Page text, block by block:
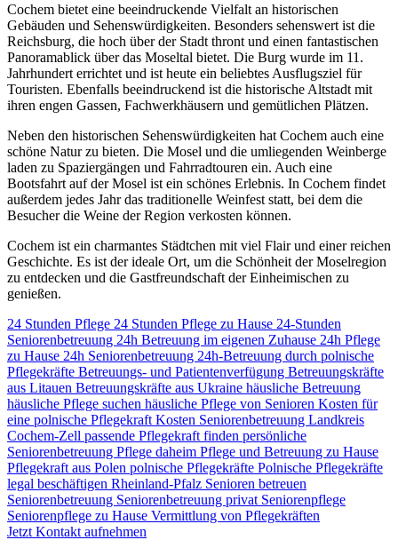
Cochem bietet eine beeindruckende Vielfalt an historischen
Gebäuden und Sehenswürdigkeiten. Besonders sehenswert ist die
Reichsburg, die hoch über der Stadt thront und einen fantastischen
Panoramablick über das Moseltal bietet. Die Burg wurde im 11.
Jahrhundert errichtet und ist heute ein beliebtes Ausflugsziel für
Touristen. Ebenfalls beeindruckend ist die historische Altstadt mit
ihren engen Gassen, Fachwerkhäusern und gemütlichen Plätzen.
Neben den historischen Sehenswürdigkeiten hat Cochem auch eine
schöne Natur zu bieten. Die Mosel und die umliegenden Weinberge
laden zu Spaziergängen und Fahrradtouren ein. Auch eine
Bootsfahrt auf der Mosel ist ein schönes Erlebnis. In Cochem findet
außerdem jedes Jahr das traditionelle Weinfest statt, bei dem die
Besucher die Weine der Region verkosten können.
Cochem ist ein charmantes Städtchen mit viel Flair und einer reichen
Geschichte. Es ist der ideale Ort, um die Schönheit der Moselregion
zu entdecken und die Gastfreundschaft der Einheimischen zu
genießen.
24 Stunden Pflege 24 Stunden Pflege zu Hause 24-Stunden
Seniorenbetreuung 24h Betreuung im eigenen Zuhause 24h Pflege
zu Hause 24h Seniorenbetreuung 24h-Betreuung durch polnische
Pflegekräfte Betreuungs- und Patientenverfügung Betreuungskräfte
aus Litauen Betreuungskräfte aus Ukraine häusliche Betreuung
häusliche Pflege suchen häusliche Pflege von Senioren Kosten für
eine polnische Pflegekraft Kosten Seniorenbetreuung Landkreis
Cochem-Zell passende Pflegekraft finden persönliche
Seniorenbetreuung Pflege daheim Pflege und Betreuung zu Hause
Pflegekraft aus Polen polnische Pflegekräfte Polnische Pflegekräfte
legal beschäftigen Rheinland-Pfalz Senioren betreuen
Seniorenbetreuung Seniorenbetreuung privat Seniorenpflege
Seniorenpflege zu Hause Vermittlung von Pflegekräften
Jetzt Kontakt aufnehmen